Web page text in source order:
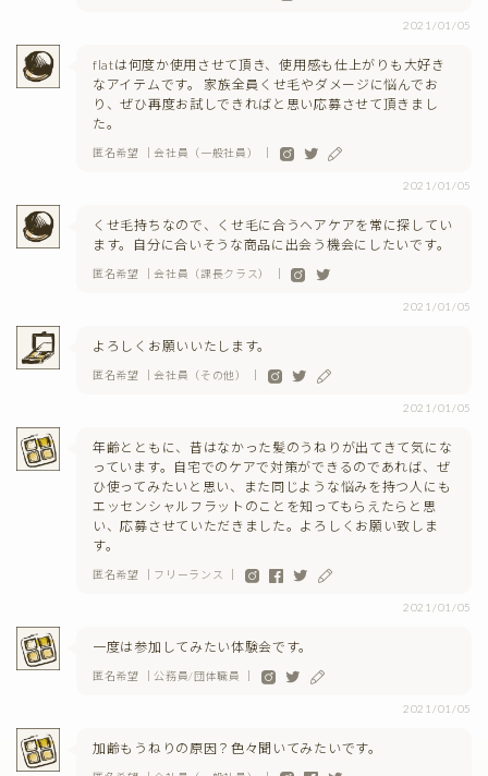
2021/01/05
flatは何度か使用させて頂き、使用感も仕上がりも大好き
なアイテムです。 家族全員くせ毛やダメージに悩んでお
り、ぜひ再度お試しできればと思い応募させて頂きまし
た。
匿名希望 ｜会社員（一般社員） ｜
2021/01/05
くせ毛持ちなので、くせ毛に合うヘアケアを常に探してい
ます。自分に合いそうな商品に出会う機会にしたいです。
匿名希望 ｜会社員（課長クラス） ｜
2021/01/05
よろしくお願いいたします。
匿名希望 ｜会社員（その他） ｜
2021/01/05
年齢とともに、昔はなかった髪のうねりが出てきて気にな
っています。自宅でのケアで対策ができるのであれば、ぜ
ひ使ってみたいと思い、また同じような悩みを持つ人にも
エッセンシャルフラットのことを知ってもらえたらと思
い、応募させていただきました。よろしくお願い致しま
す。
匿名希望 ｜フリーランス ｜
2021/01/05
一度は参加してみたい体験会です。
匿名希望 ｜公務員/団体職員 ｜
2021/01/05
加齢もうねりの原因？色々聞いてみたいです。